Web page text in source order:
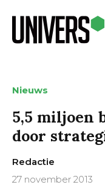
Nieuws
5,5 miljoen
door
Redactie
27 november 2013